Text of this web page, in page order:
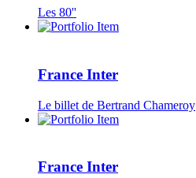
Les 80''
France Inter
Le billet de Bertrand Chameroy
France Inter